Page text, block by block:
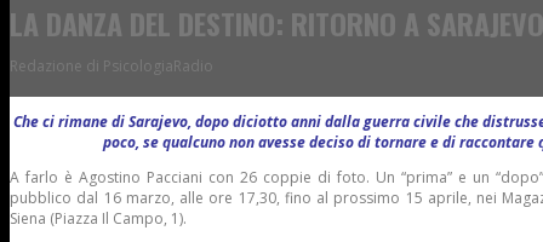
LA DANZA DEL DESTINO: RITORNO A SARAJEVO
Redazione di PsicologiaRadio
Che ci rimane di Sarajevo, dopo diciotto anni dalla guerra civile che
poco, se qualcuno non avesse deciso di tornare e di
A farlo è Agostino Pacciani con 26 coppie di foto. Un “prima” e un
pubblico dal 16 marzo, alle ore 17,30, fino al prossimo 15 aprile, nei
Siena (Piazza Il Campo, 1).